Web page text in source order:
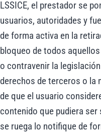
LSSICE, el prestador se
usuarios, autoridades y
de forma activa en la
bloqueo de todos
o contravenir la
derechos de terceros o la
de que el usuario
contenido que pudiera
se ruega lo notifique de